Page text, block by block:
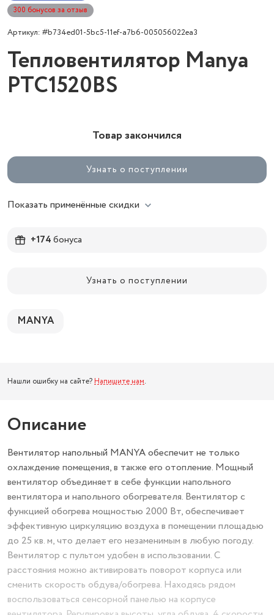
300 бонусов за отзыв
Артикул: #b734ed01-5bc5-11ef-a7b6-005056022ea3
Тепловентилятор Manya
PTC1520BS
Товар закончился
Узнать о поступлении
Показать применённые скидки
+174бонуса
Узнать о поступлении
MANYA
Нашли ошибку на сайте? Напишите нам.
Описание
Вентилятор напольный MANYA обеспечит не только
охлаждение помещения, в также его отопление. Мощный
вентилятор объединяет в себе функции напольного
вентилятора и напольного обогревателя. Вентилятор с
функцией обогрева мощностью 2000 Вт, обеспечивает
эффективную циркуляцию воздуха в помещении площадью
до 25 кв. м, что делает его незаменимым в любую погоду.
Вентилятор с пультом удобен в использовании. С
расстояния можно активировать поворот корпуса или
сменить скорость обдува/обогрева. Находясь рядом
воспользоваться сенсорной панелью на корпусе